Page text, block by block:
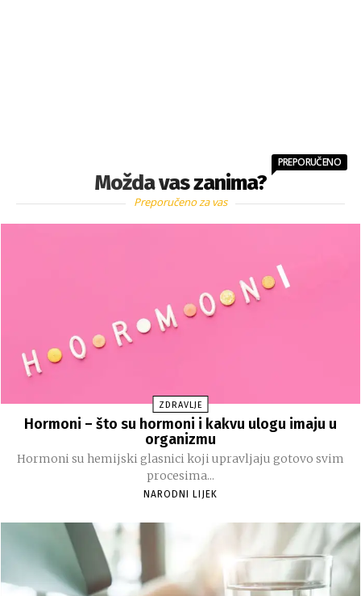
Možda vas zanima?
PREPORUČENO
Preporučeno za vas
ZDRAVLJE
Hormoni – što su hormoni i kakvu ulogu imaju u
organizmu
Hormoni su hemijski glasnici koji upravljaju gotovo svim
procesima...
NARODNI LIJEK